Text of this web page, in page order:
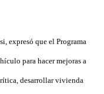
expresó que el Programa
para hacer mejoras a
desarrollar vivienda